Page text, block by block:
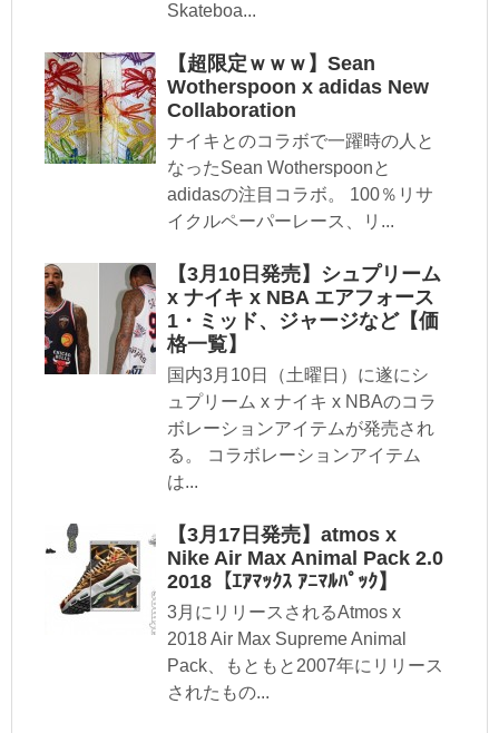
Skateboa...
【超限定ｗｗｗ】Sean
Wotherspoon x adidas New
Collaboration
ナイキとのコラボで一躍時の人と
なったSean Wotherspoonと
adidasの注目コラボ。 100％リサ
イクルペーパーレース、リ...
【3月10日発売】シュプリーム
x ナイキ x NBA エアフォース
1・ミッド、ジャージなど【価
格一覧】
国内3月10日（土曜日）に遂にシ
ュプリーム x ナイキ x NBAのコラ
ボレーションアイテムが発売され
る。 コラボレーションアイテム
は...
【3月17日発売】atmos x
Nike Air Max Animal Pack 2.0
2018【ｴｱﾏｯｸｽ ｱﾆﾏﾙﾊﾟｯｸ】
3月にリリースされるAtmos x
2018 Air Max Supreme Animal
Pack、もともと2007年にリリース
されたもの...